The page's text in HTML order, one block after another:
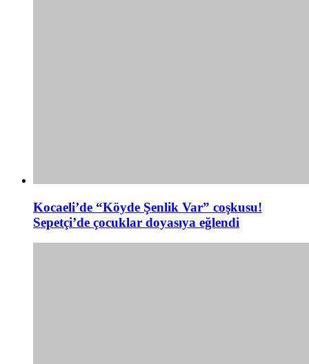
Kocaeli’de “Köyde Şenlik Var” coşkusu!
Sepetçi’de çocuklar doyasıya eğlendi